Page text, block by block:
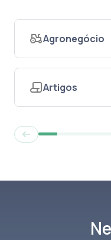
Agronegócio
Artigos